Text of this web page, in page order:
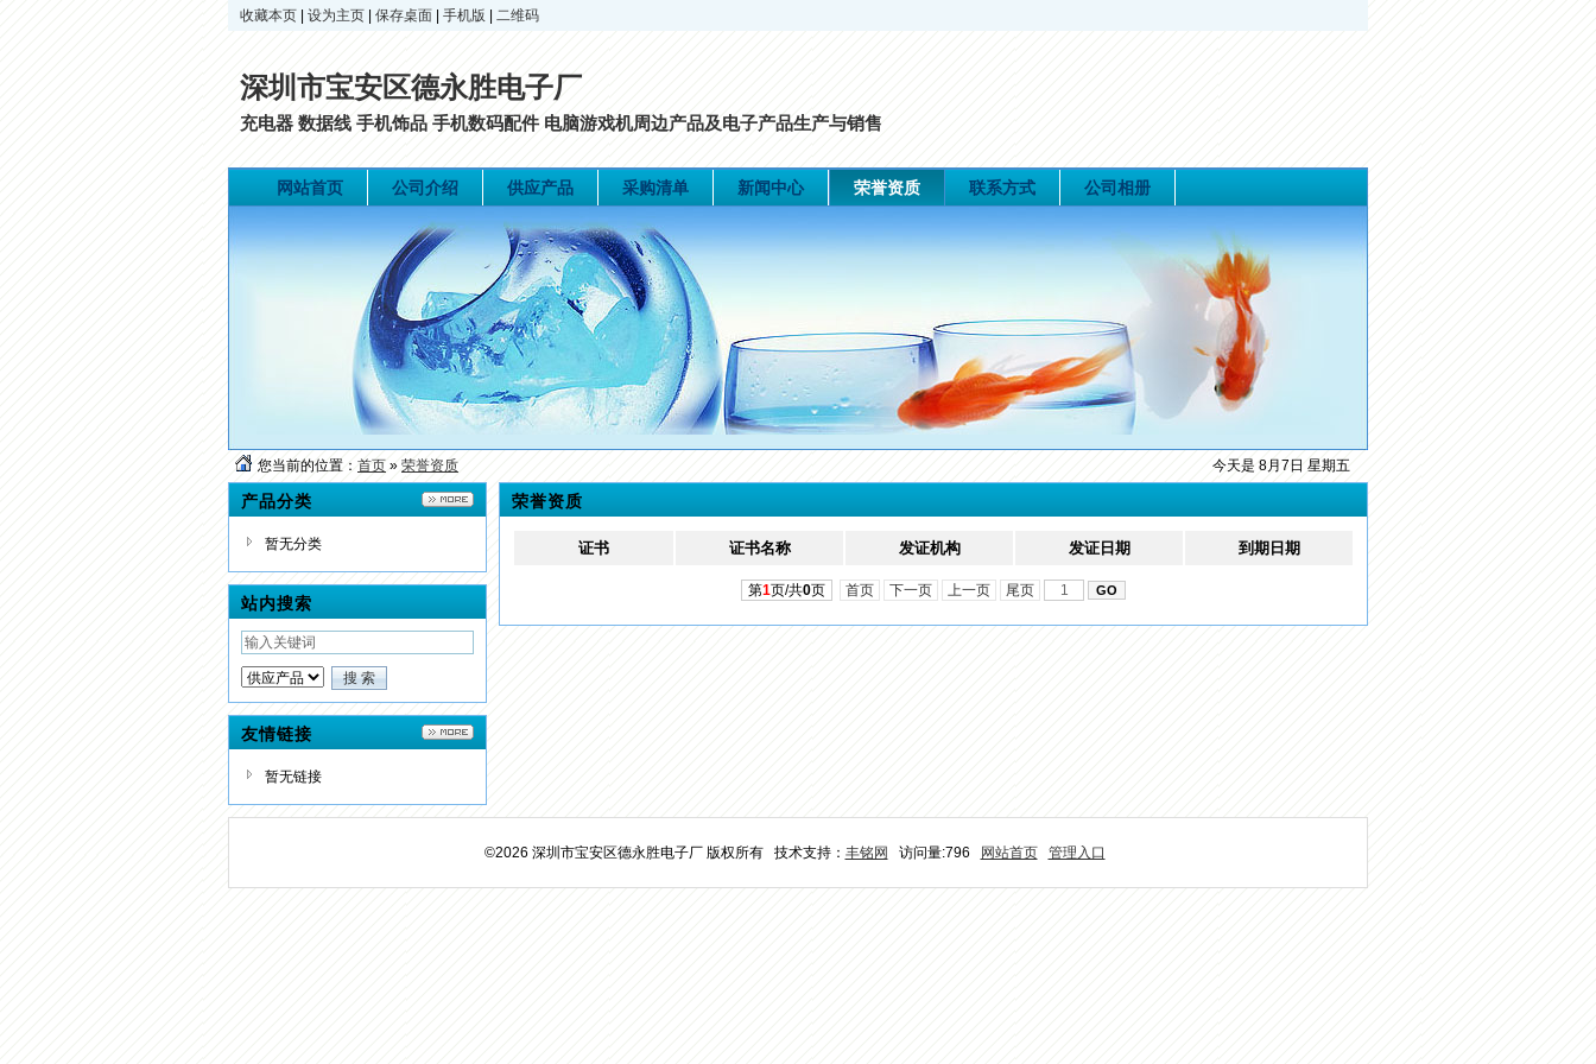
收藏本页 设为主页 保存桌面 手机版 二维码
深圳市宝安区德永胜电子厂
充电器 数据线 手机饰品 手机数码配件 电脑游戏机周边产品及电子产品生产与销售
网站首页 公司介绍 供应产品 采购清单 新闻中心 荣誉资质 联系方式 公司相册
今天是 8月7日 星期五
您当前的位置： 首页 » 荣誉资质
产品分类
暂无分类
站内搜索
友情链接
暂无链接
荣誉资质
证书 证书名称 发证机构 发证日期 到期日期
第1页/共0页 首页 下一页 上一页 尾页
©2026 深圳市宝安区德永胜电子厂 版权所有 技术支持： 丰铭网 访问量:796 网站首页 管理入口